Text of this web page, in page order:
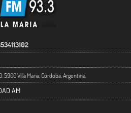
5900 Villa María, Córdoba, Argentina.
AM